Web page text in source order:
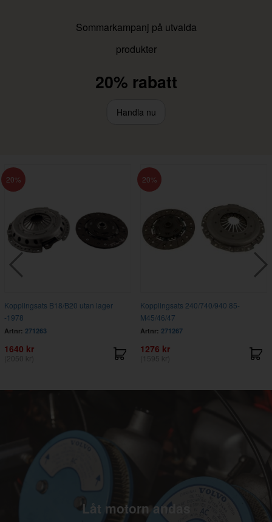
Sommarkampanj på utvalda
produkter
20% rabatt
Handla nu
20
Kopplingsats B18/B20 utan lager
-1978
Artnr: 271263
1640 kr
20
Kopplingsats 240/740/940 85-
M45/46/47
Artnr: 271267
1276 kr
Låt motorn andas